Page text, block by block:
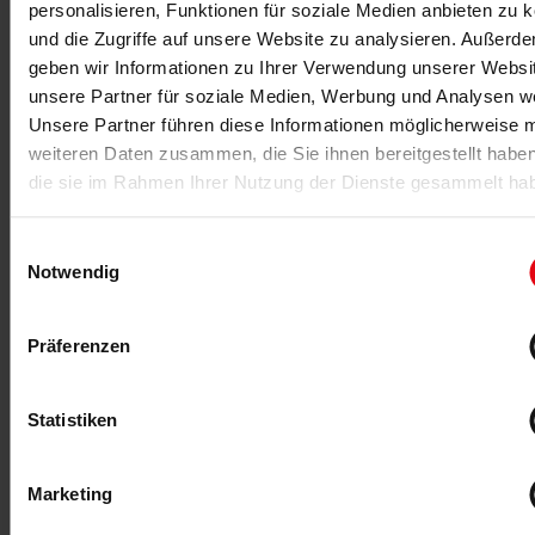
personalisieren, Funktionen für soziale Medien anbieten zu
und die Zugriffe auf unsere Website zu analysieren.
geben wir Informationen zu Ihrer Verwendung unserer
unsere Partner für soziale Medien, Werbung und Analysen
Unsere Partner führen diese Informationen möglicherweise
weiteren Daten zusammen, die Sie ihnen bereitgestellt
die sie im Rahmen Ihrer Nutzung der Dienste gesammelt
Notwendig
Präferenzen
Statistiken
Marketing
26.02.2020 -Anzeige-
Innovationen für Physios
Gesundheitsorientiert trainieren: Medical Fitness im
Fokus am HUR Stand auf der FIBO 2020. Der
Medizinproduktehersteller präsentiert in Köln